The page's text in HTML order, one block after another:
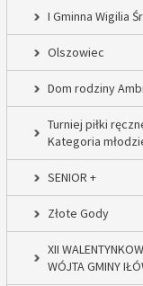
I Gminna Wigilia
Olszowiec
Dom rodziny
Turniej piłki
Kategoria
SENIOR +
Złote Gody
XII
WÓJTA GMINY